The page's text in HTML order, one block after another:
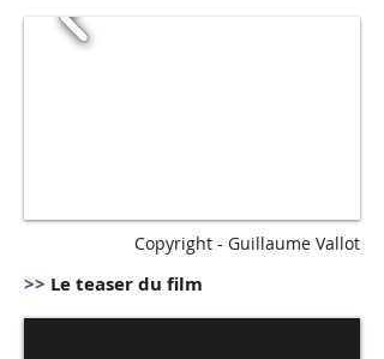
Copyright - Guillaume Vallot
>> Le teaser du film